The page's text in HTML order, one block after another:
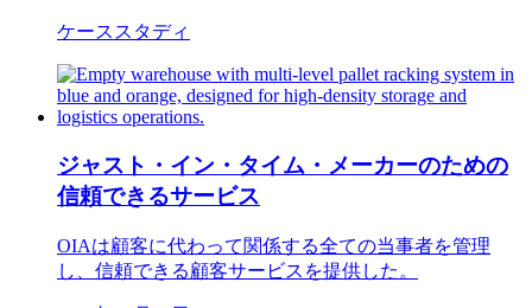
ケーススタディ
ジャスト・イン・タイム・メーカーのための
信頼できるサービス
OIAは顧客に代わって関係する全ての当事者を管理
し、信頼できる顧客サービスを提供した。